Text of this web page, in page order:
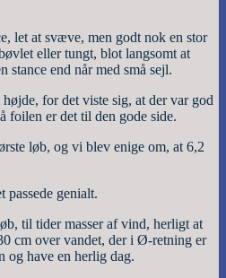
let at svæve, men godt nok en stor
eller tungt, blot langsomt at
stance end når med små sejl.
for det viste sig, at der var god
foilen er det til den gode side.
løb, og vi blev enige om, at 6,2
genialt.
til tider masser af vind, herligt at
cm over vandet, der i Ø-retning er
og have en herlig dag.